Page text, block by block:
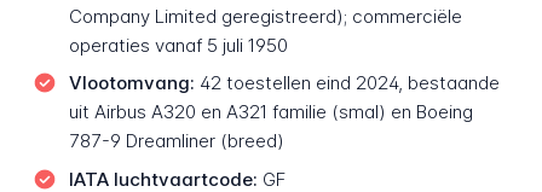
Company Limited geregistreerd); commerciële
operaties vanaf 5 juli 1950
Vlootomvang: 42 toestellen eind 2024, bestaande
uit Airbus A320 en A321 familie (smal) en Boeing
787-9 Dreamliner (breed)
IATA luchtvaartcode: GF